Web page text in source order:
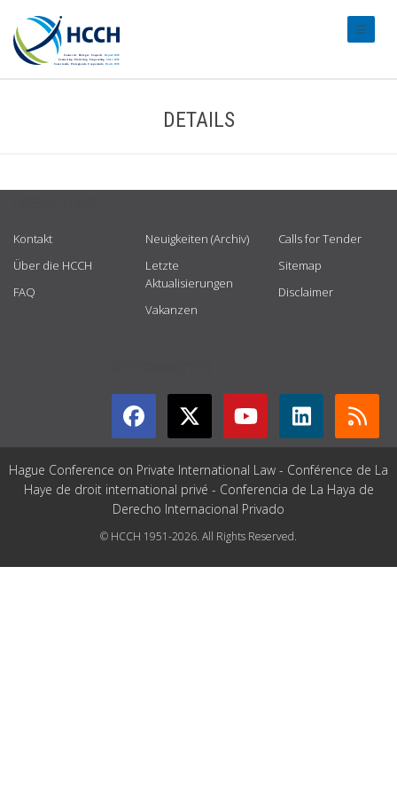
DETAILS
Kontakt
Über die HCCH
FAQ
Neuigkeiten (Archiv)
Letzte
Aktualisierungen
Vakanzen
Calls for Tender
Sitemap
Disclaimer
Hague Conference on Private International Law - Conférence de La
Haye de droit international privé - Conferencia de La Haya de
Derecho Internacional Privado
© HCCH 1951-2026. All Rights Reserved.